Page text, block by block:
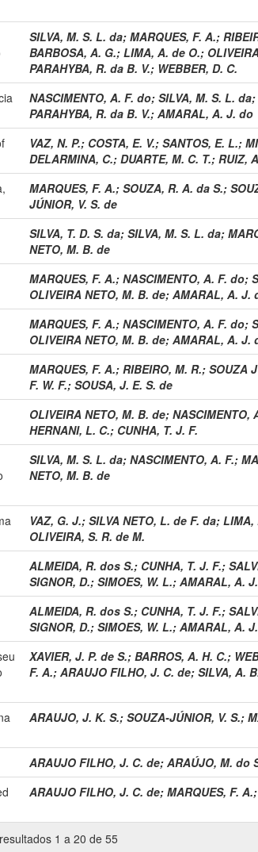
SILVA, M. S. L. da; MARQUES, F. A.;
BARBOSA, A. G.; LIMA, A. de O.;
PARAHYBA, R. da B. V.; WEBBER, D. C.
NASCIMENTO, A. F. do; SILVA, M. S. L. da;
PARAHYBA, R. da B. V.; AMARAL, A. J. do
VAZ, N. P.; COSTA, E. V.; SANTOS, E. L.;
DELARMINA, C.; DUARTE, M. C. T.; RUIZ,
MARQUES, F. A.; SOUZA, R. A. da S.;
JÚNIOR, V. S. de
SILVA, T. D. S. da; SILVA, M. S. L. da;
NETO, M. B. de
MARQUES, F. A.; NASCIMENTO, A. F. do;
OLIVEIRA NETO, M. B. de; AMARAL, A. J.
MARQUES, F. A.; NASCIMENTO, A. F. do;
OLIVEIRA NETO, M. B. de; AMARAL, A. J.
MARQUES, F. A.; RIBEIRO, M. R.; SOUZA
F. W. F.; SOUSA, J. E. S. de
OLIVEIRA NETO, M. B. de; NASCIMENTO,
HERNANI, L. C.; CUNHA, T. J. F.
SILVA, M. S. L. da; NASCIMENTO, A. F.;
NETO, M. B. de
VAZ, G. J.; SILVA NETO, L. de F. da; LIMA,
OLIVEIRA, S. R. de M.
ALMEIDA, R. dos S.; CUNHA, T. J. F.;
SIGNOR, D.; SIMOES, W. L.; AMARAL, A.
ALMEIDA, R. dos S.; CUNHA, T. J. F.;
SIGNOR, D.; SIMOES, W. L.; AMARAL, A.
XAVIER, J. P. de S.; BARROS, A. H. C.;
F. A.; ARAUJO FILHO, J. C. de; SILVA, A.
ARAUJO, J. K. S.; SOUZA-JÚNIOR, V. S.;
ARAUJO FILHO, J. C. de; ARAÚJO, M. do
ARAUJO FILHO, J. C. de; MARQUES, F. A.;
1 a 20 de 55